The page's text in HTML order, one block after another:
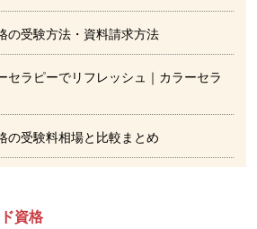
の受験方法・資料請求方法
セラピーでリフレッシュ｜カラーセラ
の受験料相場と比較まとめ
資格